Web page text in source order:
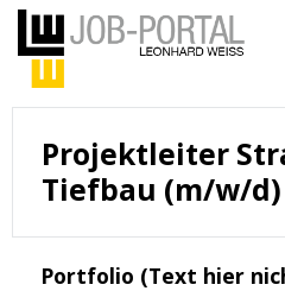
Projektleiter
Tiefbau (m/w/d)
Portfolio (Text hier